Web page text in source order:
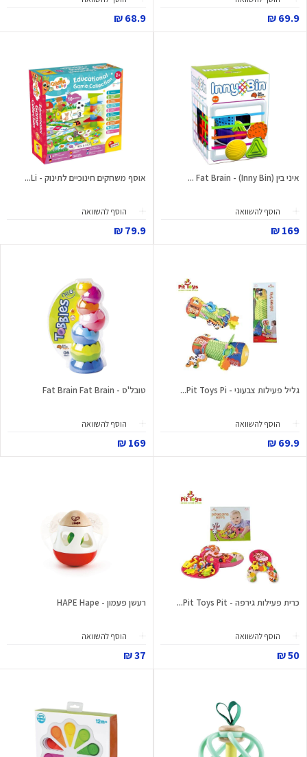
69.9 ₪
68.9 ₪
איני בין (Inny Bin) - Fat Brain ...
הוסף להשוואה
169 ₪
אוסף משחקים חינוכיים לתינוק - Li...
הוסף להשוואה
79.9 ₪
גליל פעילות צבעוני - Pit Toys Pi...
הוסף להשוואה
69.9 ₪
טובל'ס - Fat Brain Fat Brain
הוסף להשוואה
169 ₪
כרית פעילות גירפה - Pit Toys Pit...
הוסף להשוואה
50 ₪
רעשן פעמון - HAPE Hape
הוסף להשוואה
37 ₪